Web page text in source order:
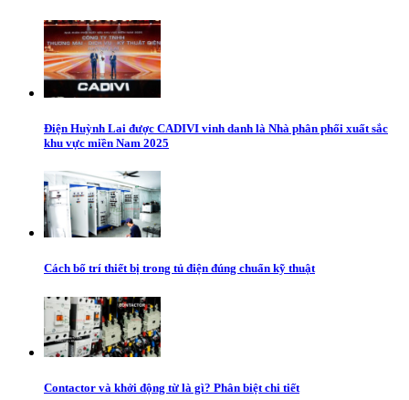
Điện Huỳnh Lai được CADIVI vinh danh là Nhà phân phối xuất sắc
khu vực miền Nam 2025
Cách bố trí thiết bị trong tủ điện đúng chuẩn kỹ thuật
Contactor và khởi động từ là gì? Phân biệt chi tiết